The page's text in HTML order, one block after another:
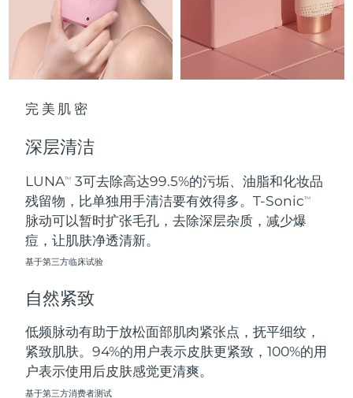
完美肌密
深层清洁
LUNATM
3可去除高达99.5%的污垢、油脂和化妆品
残留物，比单独用手清洁要有效得多。T-SonicTM
脉动可以暂时扩张毛孔，去除深层杂质，减少爆
痘，让肌肤净透清新。
基于第三方临床试验
自然紧致
低频脉动有助于放松面部肌肉紧张点，抚平细纹，
紧致肌肤。94%的用户表示皮肤更紧致，100%的用
户表示使用后皮肤感觉更清爽。
基于第三方消费者测试
8/11/26
菲律宾 预计送达日期 8/11/26
波兰 预计送达日期8/9/26
葡萄牙
波多黎各
卡塔尔 预计送达日期 8/9/26
留尼汪 预计送达日期 8/13/26
罗马尼亚
俄罗斯
沙特阿拉伯 预计送达日期8/9/26
新加坡